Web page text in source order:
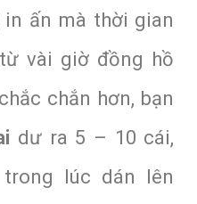
ấn mà thời gian
vài giờ đồng hồ
chắn hơn, bạn
dư ra 5 – 10 cái,
lúc dán lên